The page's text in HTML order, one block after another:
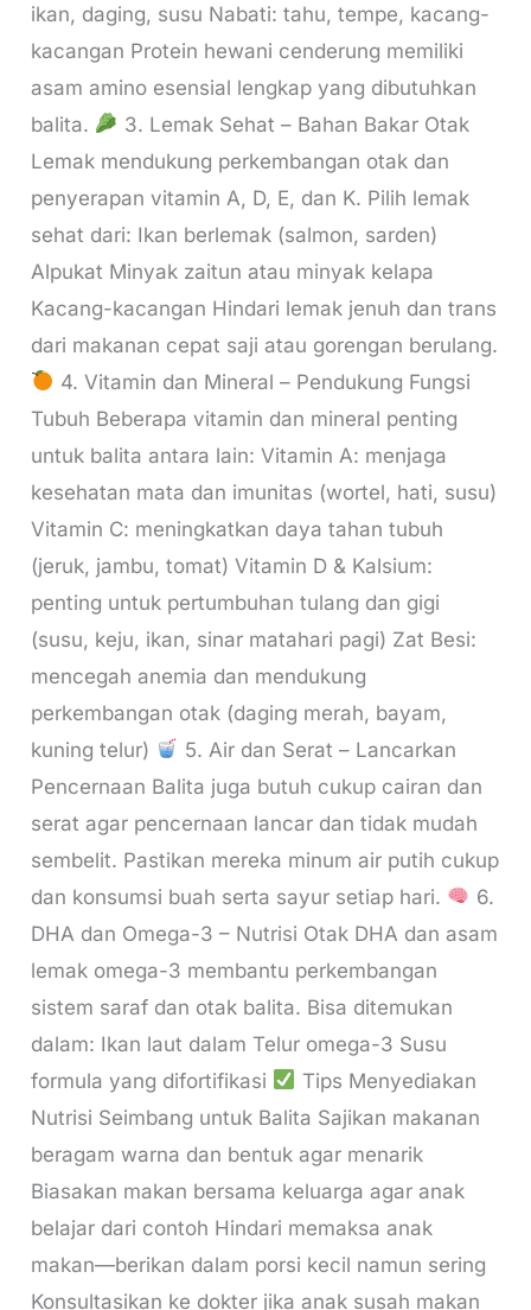
ikan, daging, susu Nabati: tahu, tempe, kacang-
kacangan Protein hewani cenderung memiliki
asam amino esensial lengkap yang dibutuhkan
balita.
3. Lemak Sehat – Bahan Bakar Otak
Lemak mendukung perkembangan otak dan
penyerapan vitamin A, D, E, dan K. Pilih lemak
sehat dari: Ikan berlemak (salmon, sarden)
Alpukat Minyak zaitun atau minyak kelapa
Kacang-kacangan Hindari lemak jenuh dan trans
dari makanan cepat saji atau gorengan berulang.
4. Vitamin dan Mineral – Pendukung Fungsi
Tubuh Beberapa vitamin dan mineral penting
untuk balita antara lain: Vitamin A: menjaga
kesehatan mata dan imunitas (wortel, hati, susu)
Vitamin C: meningkatkan daya tahan tubuh
(jeruk, jambu, tomat) Vitamin D & Kalsium:
penting untuk pertumbuhan tulang dan gigi
(susu, keju, ikan, sinar matahari pagi) Zat Besi:
mencegah anemia dan mendukung
perkembangan otak (daging merah, bayam,
kuning telur)
5. Air dan Serat – Lancarkan
Pencernaan Balita juga butuh cukup cairan dan
serat agar pencernaan lancar dan tidak mudah
sembelit. Pastikan mereka minum air putih cukup
dan konsumsi buah serta sayur setiap hari.
6.
DHA dan Omega-3 – Nutrisi Otak DHA dan asam
lemak omega-3 membantu perkembangan
sistem saraf dan otak balita. Bisa ditemukan
dalam: Ikan laut dalam Telur omega-3 Susu
formula yang difortifikasi
Tips Menyediakan
Nutrisi Seimbang untuk Balita Sajikan makanan
beragam warna dan bentuk agar menarik
Biasakan makan bersama keluarga agar anak
belajar dari contoh Hindari memaksa anak
makan—berikan dalam porsi kecil namun sering
Konsultasikan ke dokter jika anak susah makan